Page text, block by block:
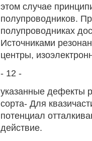
этом случае
полупроводников.
полупроводниках
Источниками
центры,
- 12 -
указанные дефекты
сорта- Для
потенциал
действие.